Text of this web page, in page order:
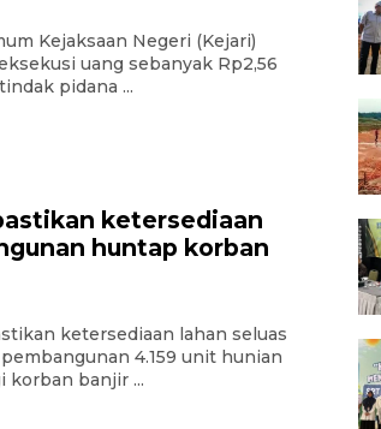
Kejaksaan Negeri (Kejari)
uang sebanyak Rp2,56
pidana ...
ketersediaan
huntap korban
ketersediaan lahan seluas
4.159 unit hunian
korban banjir ...